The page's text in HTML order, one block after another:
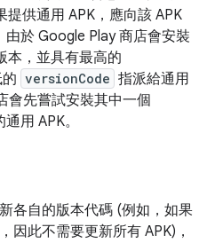
供通用 APK，應向該 APK
由於 Google Play 商店會安裝
本，並具有最高的
versionCode 指派給通用
會先嘗試安裝其中一個
用 APK。
各自的版本代碼 (例如，如果
因此不需要更新所有 APK)，